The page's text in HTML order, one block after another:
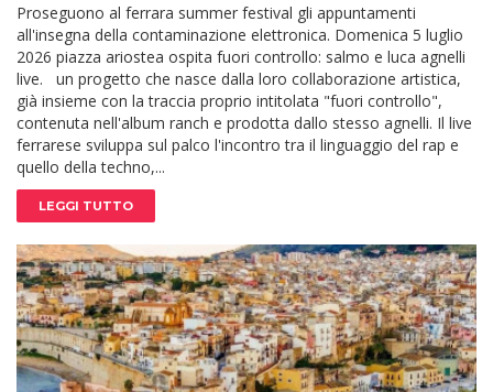
Proseguono al ferrara summer festival gli appuntamenti
all'insegna della contaminazione elettronica. Domenica 5 luglio
2026 piazza ariostea ospita fuori controllo: salmo e luca agnelli
live. un progetto che nasce dalla loro collaborazione artistica,
già insieme con la traccia proprio intitolata "fuori controllo",
contenuta nell'album ranch e prodotta dallo stesso agnelli. Il live
ferrarese sviluppa sul palco l'incontro tra il linguaggio del rap e
quello della techno,...
LEGGI TUTTO